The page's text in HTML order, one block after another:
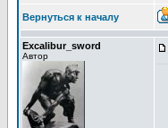
Вернуться к началу
Excalibur_sword
Автор